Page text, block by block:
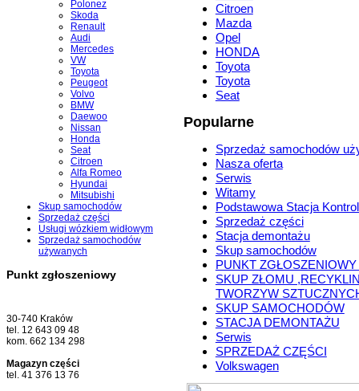
Polonez
Skoda
Renault
Audi
Mercedes
VW
Toyota
Peugeot
Volvo
BMW
Daewoo
Nissan
Honda
Seat
Citroen
Alfa Romeo
Hyundai
Mitsubishi
Skup samochodów
Sprzedaż części
Usługi wózkiem widłowym
Sprzedaż samochodów
używanych
Punkt zgłoszeniowy
30-740 Kraków
tel. 12 643 09 48
kom. 662 134 298
Magazyn części
tel. 41 376 13 76
Citroen
Mazda
Opel
HONDA
Toyota
Toyota
Seat
Popularne
Sprzedaż samochodów
Nasza oferta
Serwis
Witamy
Podstawowa Stacja
Sprzedaż części
Stacja demontażu
Skup samochodów
PUNKT
SKUP ZŁOMU
TWORZYW
SKUP SAMOCHODÓW
STACJA DEMONTAŻU
Serwis
SPRZEDAŻ CZĘŚCI
Volkswagen